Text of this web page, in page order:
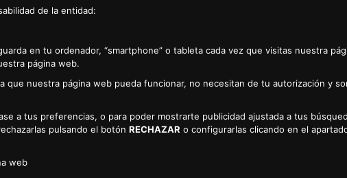
de la entidad:
en tu ordenador, “smartphone” o tableta cada vez que visitas nuestra
página web.
nuestra página web pueda funcionar, no necesitan de tu autorización y
a tus preferencias, o para poder mostrarte publicidad ajustada a tus
pulsando el botónRECHAZAR o configurarlas clicando en el
web
Y GANA
un montón... así es, 3€, 5€ incluso 10€ podrás conseguir con nuestro raca
de 20€ obtendrás un cartón para rascar que podrá contener numeros
establecimientos físicos como por nuestro supermercado online. No